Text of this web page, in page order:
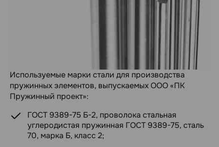
Используемые марки стали для производства
пружинных элементов, выпускаемых ООО «ПК
Пружинный проект»:
ГОСТ 9389-75 Б-2, проволока стальная
углеродистая пружинная ГОСТ 9389-75, сталь
70, марка Б, класс 2;